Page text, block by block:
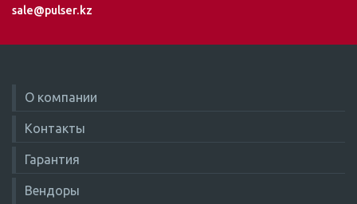
sale@pulser.kz
О компании
Контакты
Гарантия
Вендоры